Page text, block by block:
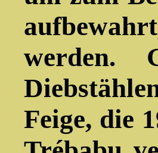
werden.
Feige, die